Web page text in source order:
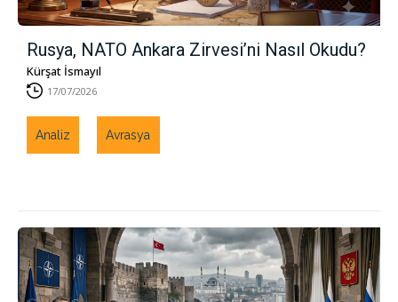
Rusya, NATO Ankara Zirvesi’ni Nasıl Okudu?
Kürşat İsmayıl
17/07/2026
Analiz Avrasya